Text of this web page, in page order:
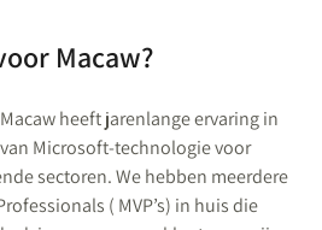
Macaw?
heeft jarenlange ervaring in
Microsoft-technologie voor
sectoren. We hebben meerdere
( MVP’s) in huis die